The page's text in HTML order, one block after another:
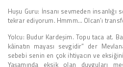
Huşu Guru: İnsanı sevmeden insanlığı
tekrar ediyorum. Hmmm… Olcan’ı
Yolcu: Budur Kardeşim. Topu taca at.
kâinatın mayası sevgidir” der
sebebi senin en çok ihtiyacın ve
Yaşamında eksik olan duyguları